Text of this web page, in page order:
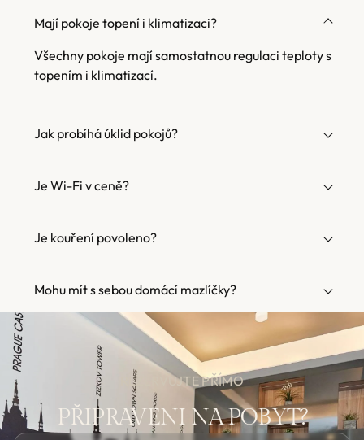
Mají pokoje topení i klimatizaci?
Všechny pokoje mají samostatnou regulaci teploty s
topením i klimatizací.
Jak probíhá úklid pokojů?
Je Wi-Fi v ceně?
Je kouření povoleno?
Mohu mít s sebou domácí mazlíčky?
REZERVUJTE PŘÍMO
PŘIPRAVENI NA POBYT?